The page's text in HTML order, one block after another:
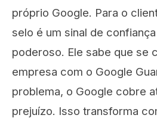
próprio Google. Para o
selo é um sinal de
poderoso. Ele sabe que se
empresa com o Google
problema, o Google cobre
prejuízo. Isso transforma